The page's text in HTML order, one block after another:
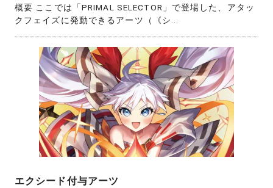
概要 ここでは「PRIMAL SELECTOR」で登場した、アタッ
クフェイズに発動できるアーツ（《シ...
エクシード付与アーツ